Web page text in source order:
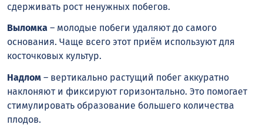
сдерживать рост ненужных побегов.
Выломка – молодые побеги удаляют до самого
основания. Чаще всего этот приём используют для
косточковых культур.
Надлом – вертикально растущий побег аккуратно
наклоняют и фиксируют горизонтально. Это помогает
стимулировать образование большего количества
плодов.